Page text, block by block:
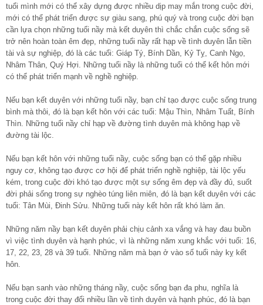
tuổi mình mới có thể xây dựng được nhiều dịp may mắn trong cuộc đời,
mới có thể phát triển được sự giàu sang, phú quý và trong cuộc đời bạn
cần lựa chọn những tuổi nầy mà kết duyên thì chắc chắn cuộc sống sẽ
trở nên hoàn toàn êm đẹp, những tuổi nầy rất hạp về tình duyên lẫn tiền
tài và sự nghiệp, đó là các tuổi: Giáp Tý, Bính Dần, Kỷ Tỵ, Canh Ngọ,
Nhâm Thân, Quý Hợi. Những tuổi nầy là những tuổi có thể kết hôn mới
có thể phát triển mạnh về nghề nghiệp.
Nếu bạn kết duyên với những tuổi nầy, bạn chỉ tạo được cuộc sống trung
bình mà thôi, đó là bạn kết hôn với các tuổi: Mậu Thìn, Nhâm Tuất, Bính
Thìn. Những tuổi nầy chỉ hạp về đường tình duyên mà không hạp về
đường tài lộc.
Nếu bạn kết hôn với những tuổi nầy, cuộc sống bạn có thể gặp nhiều
nguy cơ, không tạo được cơ hội để phát triển nghề nghiệp, tài lộc yếu
kém, trong cuộc đời khó tạo được một sự sống êm đẹp và đầy đủ, suốt
đời phải sống trong sự nghèo túng liên miên, đó là bạn kết duyên với các
tuổi: Tân Mùi, Đinh Sửu. Những tuổi này kết hôn rất khó làm ăn.
Những năm nầy bạn kết duyên phải chịu cảnh xa vắng và hay đau buồn
vì việc tình duyên và hạnh phúc, vì là những năm xung khắc với tuổi: 16,
17, 22, 23, 28 và 39 tuổi. Những năm mà bạn ở vào số tuổi này kỵ kết
hôn.
Nếu bạn sanh vào những tháng nầy, cuộc sống bạn đa phu, nghĩa là
trong cuộc đời thay đổi nhiều lần về tình duyên và hạnh phúc, đó là bạn